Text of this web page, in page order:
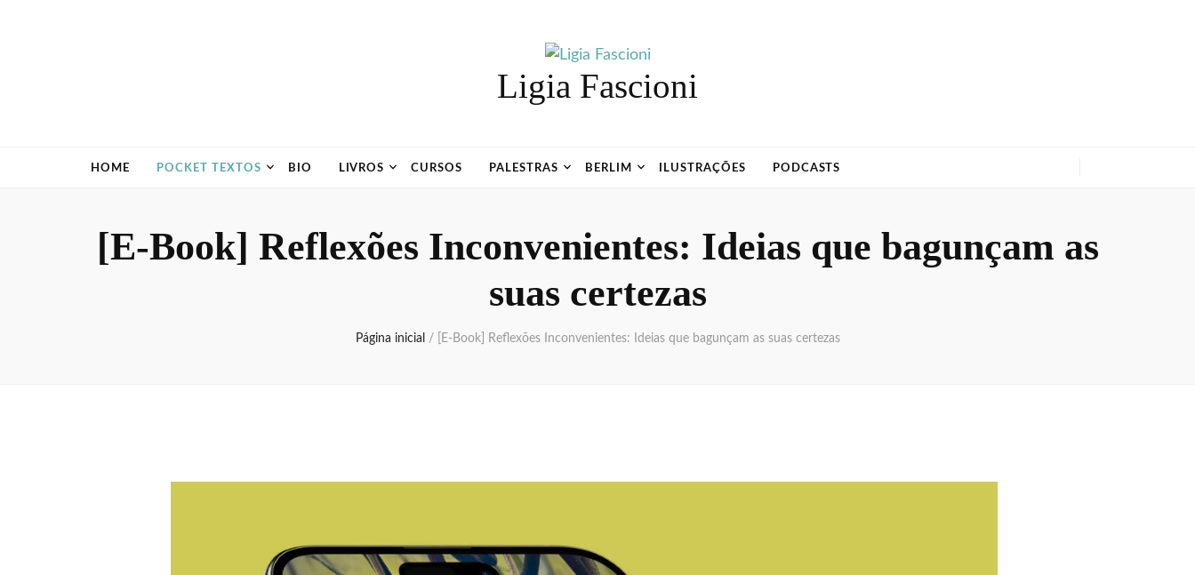
Ligia Fascioni
HOME POCKET TEXTOS BIO LIVROS CURSOS PALESTRAS BERLIM ILUSTRAÇÕES PODCASTS
[E-Book] Reflexões Inconvenientes: Ideias que bagunçam as
suas certezas
Página inicial / [E-Book] Reflexões Inconvenientes: Ideias que bagunçam as suas certezas